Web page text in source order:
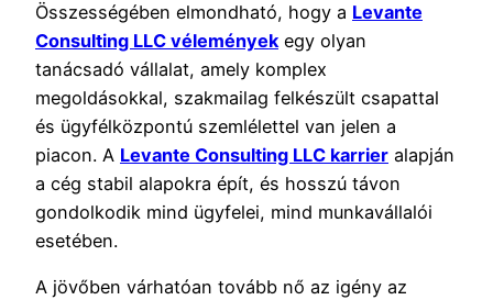
Összességében elmondható, hogy a Levante
Consulting LLC véleményekegy olyan
tanácsadó vállalat, amely komplex
megoldásokkal, szakmailag felkészült csapattal
és ügyfélközpontú szemlélettel van jelen a
piacon. A Levante Consulting LLC karrier alapján
a cég stabil alapokra épít, és hosszú távon
gondolkodik mind ügyfelei, mind munkavállalói
esetében.
A jövőben várhatóan tovább nő az igény az